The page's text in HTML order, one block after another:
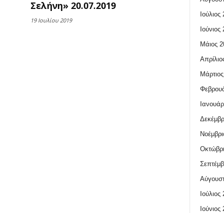
Σελήνη» 20.07.2019
19 Ιουλίου 2019
Ιούλιος
Ιούνιος
Μάιος
Ιούλιος
Ιούνιος